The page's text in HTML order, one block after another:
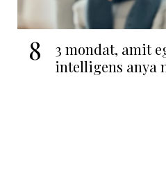
8
3 mondat, amit
intelligens anya